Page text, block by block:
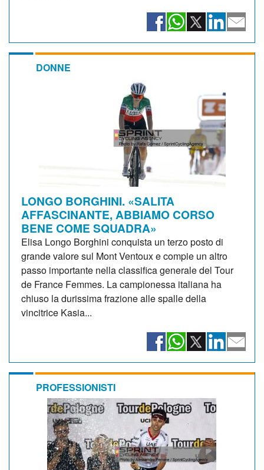
DONNE
LONGO BORGHINI. «SALITA
AFFASCINANTE, ABBIAMO CORSO
BENE COME SQUADRA»
Elisa Longo Borghini conquista un terzo posto di
grande valore sul Mont Ventoux e compie un altro
passo importante nella classifica generale del Tour
de France Femmes. La campionessa italiana ha
chiuso la durissima frazione alle spalle della
vincitrice Kasia...
PROFESSIONISTI